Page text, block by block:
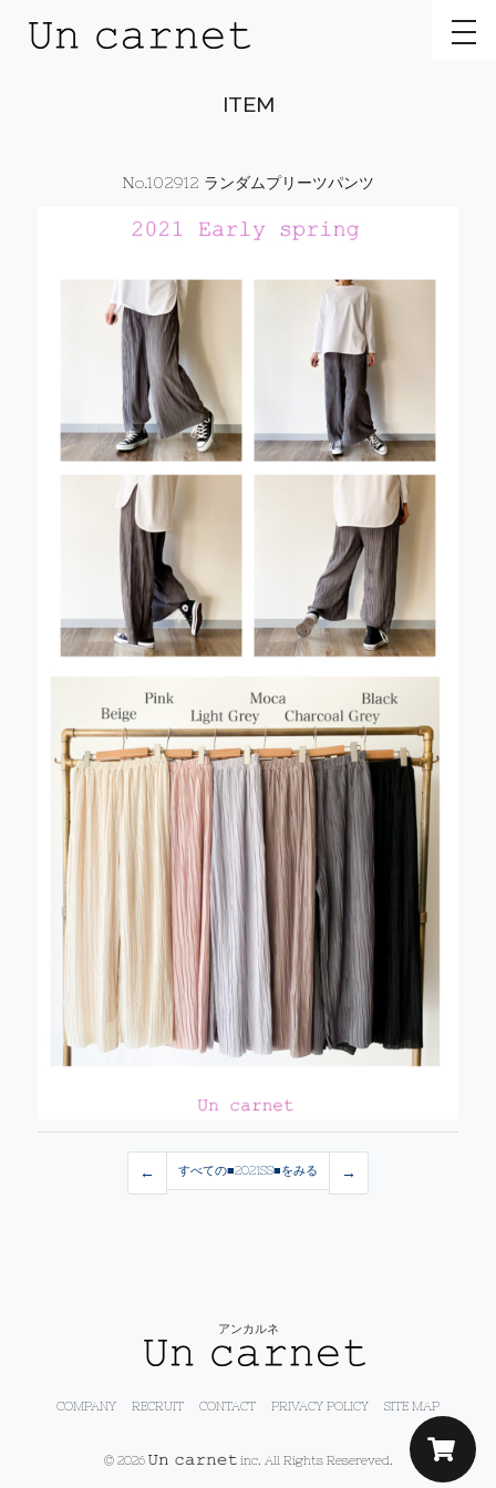
ITEM
No.102912 ランダムプリーツパンツ
← すべての■2021SS■をみる →
アンカルネ
COMPANY RECRUIT CONTACT PRIVACY POLICY SITE MAP
© 2026 inc. All Rights Resereved.